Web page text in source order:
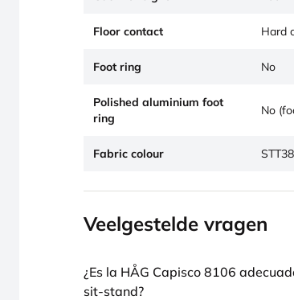
Floor contact Hard
Foot ring No
Polished aluminium foot
ring
No
Fabric colour
Veelgestelde vragen
¿Es la HÅG Capisco 8106
sit-stand?